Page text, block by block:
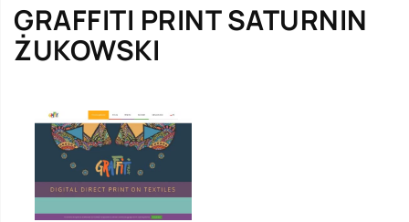
GRAFFITI PRINT SATURNIN
ŻUKOWSKI